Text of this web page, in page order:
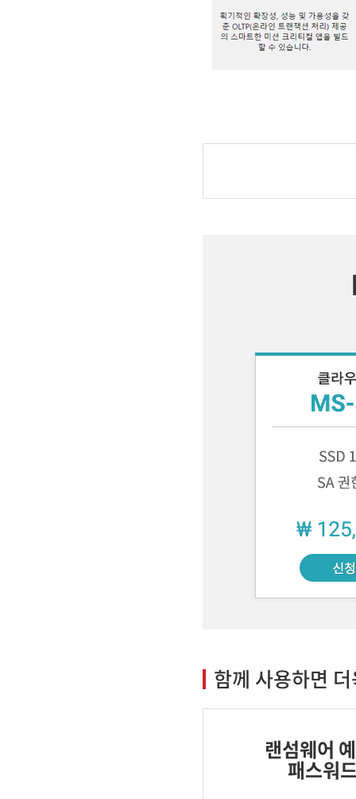
함께 사용하면
랜섬웨어
패스워